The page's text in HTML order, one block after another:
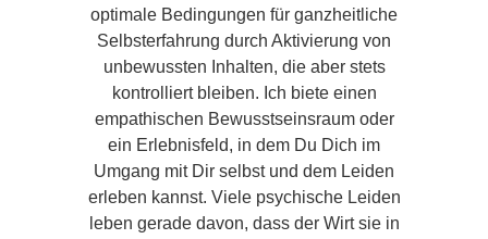
optimale Bedingungen für ganzheitliche
Selbsterfahrung durch Aktivierung von
unbewussten Inhalten, die aber stets
kontrolliert bleiben. Ich biete einen
empathischen Bewusstseinsraum oder
ein Erlebnisfeld, in dem Du Dich im
Umgang mit Dir selbst und dem Leiden
erleben kannst. Viele psychische Leiden
leben gerade davon, dass der Wirt sie in